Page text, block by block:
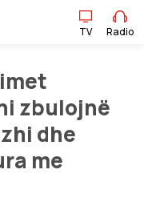
TV Radio
TV Radio
zbulojnë
dhe
me